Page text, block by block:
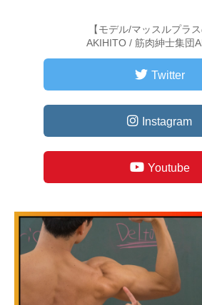
【モデル/マッスルプラス
AKIHITO / 筋肉紳士集団
Twitter
Instagram
Youtube